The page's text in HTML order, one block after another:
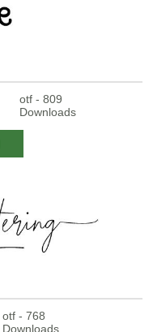
otf - 809
Downloads
otf - 768
Downloads